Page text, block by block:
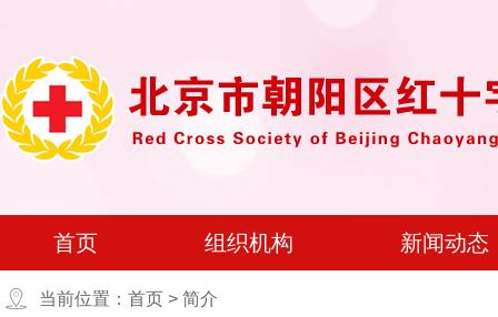
首页 组织机构 新闻动态
当前位置：首页 > 简介